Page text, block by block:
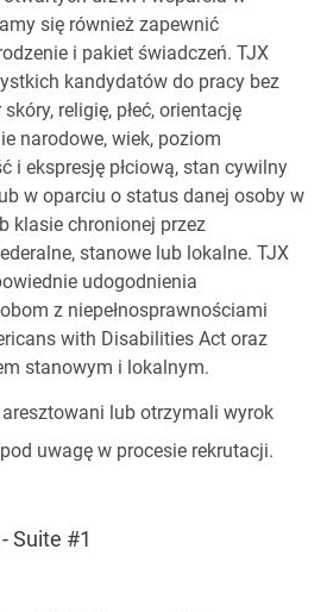
się również zapewnić
i pakiet świadczeń. TJX
kandydatów do pracy bez
religię, płeć, orientację
narodowe, wiek, poziom
i ekspresję płciową, stan cywilny
w oparciu o status danej osoby w
klasie chronionej przez
stanowe lub lokalne. TJX
udogodnienia
z niepełnosprawnościami
with Disabilities Act oraz
stanowym i lokalnym.
lub otrzymali wyrok
uwagę w procesie rekrutacji.
Suite #1